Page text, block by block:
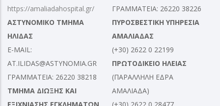
https://amaliadahospital.gr/
ΑΣΤΥΝΟΜΙΚΟ ΤΜΗΜΑ
ΗΛΙΔΑΣ
E-MAIL:
AT.ILIDAS@ASTYNOMIA.GR
ΓΡΑΜΜΑΤΕΙΑ: 26220 38218
ΤΜΗΜΑ ΔΙΩΞΗΣ ΚΑΙ
ΓΡΑΜΜΑΤΕΙΑ: 26220 38226
ΠΥΡΟΣΒΕΣΤΙΚΗ ΥΠΗΡΕΣΙΑ
ΑΜΑΛΙΑΔΑΣ
(+30) 2622 0 22199
ΠΡΩΤΟΔΙΚΕΙΟ ΗΛΕΙΑΣ
(ΠΑΡΑΛΛΗΛΗ ΕΔΡΑ
ΑΜΑΛΙΑΔΑ)